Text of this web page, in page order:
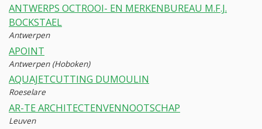
ANTWERPS OCTROOI- EN MERKENBUREAU M.F.J.
BOCKSTAEL
Antwerpen
APOINT
Antwerpen (Hoboken)
AQUAJETCUTTING DUMOULIN
Roeselare
AR-TE ARCHITECTENVENNOOTSCHAP
Leuven